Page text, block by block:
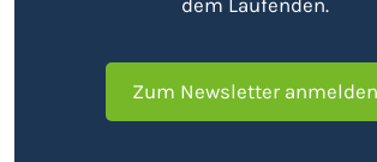
dem Laufenden.
Zum Newsletter anmelden